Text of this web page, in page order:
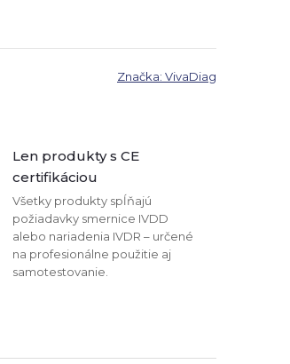
Značka: VivaDiag
Len produkty s CE
certifikáciou
Všetky produkty spĺňajú
požiadavky smernice IVDD
alebo nariadenia IVDR – určené
na profesionálne použitie aj
samotestovanie.